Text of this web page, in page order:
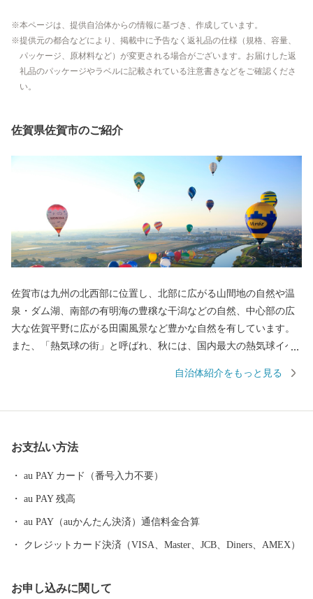
本ページは、提供自治体からの情報に基づき、作成しています。
提供元の都合などにより、掲載中に予告なく返礼品の仕様（規格、容量、
パッケージ、原材料など）が変更される場合がございます。お届けした返
礼品のパッケージやラベルに記載されている注意書きなどをご確認くださ
い。
佐賀県佐賀市のご紹介
佐賀市は九州の北西部に位置し、北部に広がる山間地の自然や温
泉・ダム湖、南部の有明海の豊穣な干潟などの自然、中心部の広
大な佐賀平野に広がる田園風景など豊かな自然を有しています。
また、「熱気球の街」と呼ばれ、秋には、国内最大の熱気球イベ
山の熱気球が広大な佐賀平野を彩ります。 平成27年5月には、渡
た世界文化遺産「三重津海軍所跡」をはじめ、幕末維新の歴史遺
産も見どころの1つです。
自治体紹介をもっと見る
お支払い方法
au PAY カード（番号入力不要）
au PAY 残高
au PAY（auかんたん決済）通信料金合算
クレジットカード決済（VISA、Master、JCB、Diners、AMEX）
お申し込みに関して